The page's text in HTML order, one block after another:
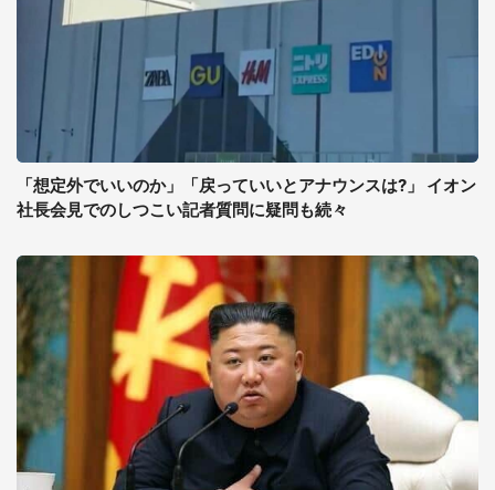
「想定外でいいのか」「戻っていいとアナウンスは?」 イオン
社長会見でのしつこい記者質問に疑問も続々